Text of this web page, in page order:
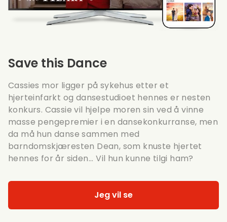
Save this Dance
Cassies mor ligger på sykehus etter et
hjerteinfarkt og dansestudioet hennes er nesten
konkurs. Cassie vil hjelpe moren sin ved å vinne
masse pengepremier i en dansekonkurranse, men
da må hun danse sammen med
barndomskjæresten Dean, som knuste hjertet
hennes for år siden... Vil hun kunne tilgi ham?
Jeg vil se